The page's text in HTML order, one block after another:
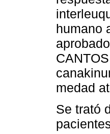
humano
medad
Se trató